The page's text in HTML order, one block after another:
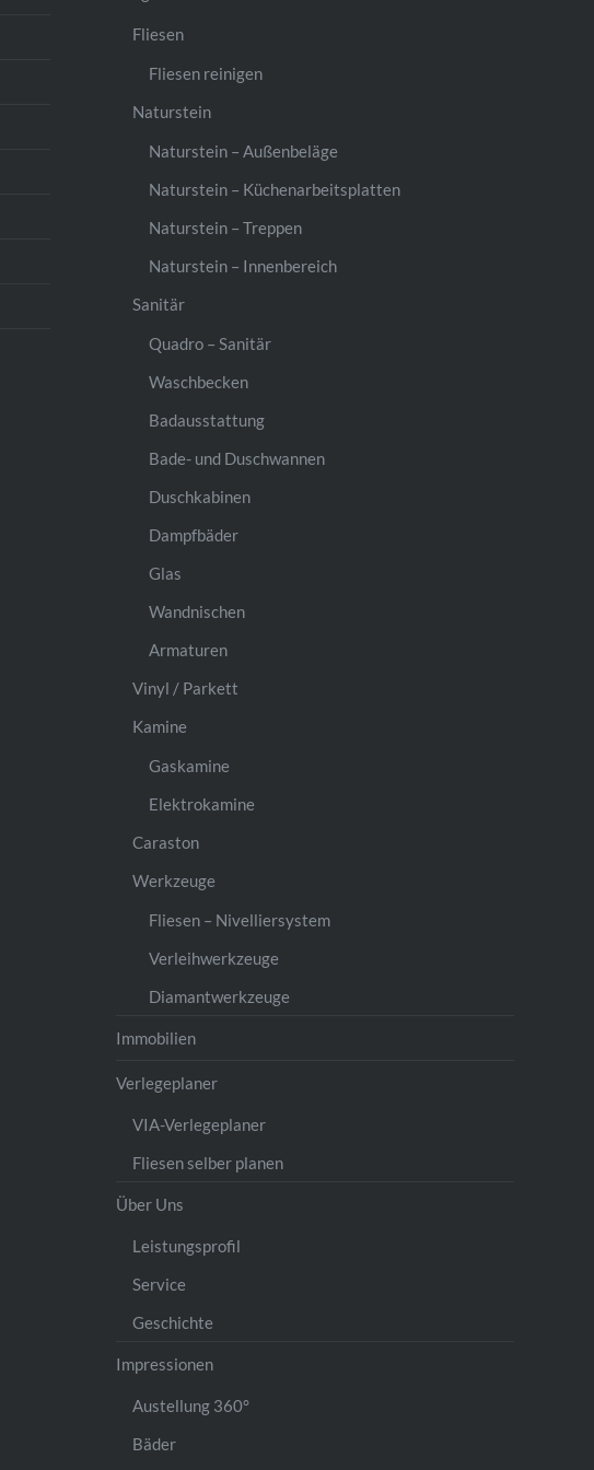
Fliesen
Fliesen reinigen
Naturstein
Naturstein – Außenbeläge
Naturstein – Küchenarbeitsplatten
Naturstein – Treppen
Naturstein – Innenbereich
Sanitär
Quadro – Sanitär
Waschbecken
Badausstattung
Bade- und Duschwannen
Duschkabinen
Dampfbäder
Glas
Wandnischen
Armaturen
Vinyl / Parkett
Kamine
Gaskamine
Elektrokamine
Caraston
Werkzeuge
Fliesen – Nivelliersystem
Verleihwerkzeuge
Diamantwerkzeuge
Immobilien
Verlegeplaner
VIA-Verlegeplaner
Fliesen selber planen
Über Uns
Leistungsprofil
Service
Geschichte
Impressionen
Austellung 360°
Bäder